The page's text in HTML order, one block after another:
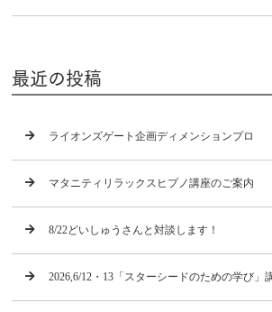
最近の投稿
ライオンズゲート企画ディメンションプロ
マタニティリラックスヒプノ講座のご案内
8/22どいしゅうさんと対談します！
2026,6/12・13「スターシードのための学び」